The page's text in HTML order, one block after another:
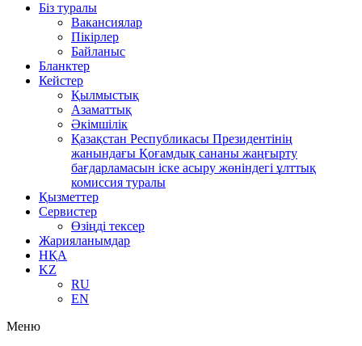
Біз туралы
Вакансиялар
Пікірлер
Байланыс
Бланктер
Кейстер
Қылмыстық
Азаматтық
Әкімшілік
Қазақстан Республикасы Президентінің
жанындағы Қоғамдық сананы жаңғырту
бағдарламасын іске асыру жөніндегі ұлттық
комиссия туралы
Қызметтер
Сервистер
Өзіңді тексер
Жарияланымдар
НҚА
KZ
RU
EN
Меню